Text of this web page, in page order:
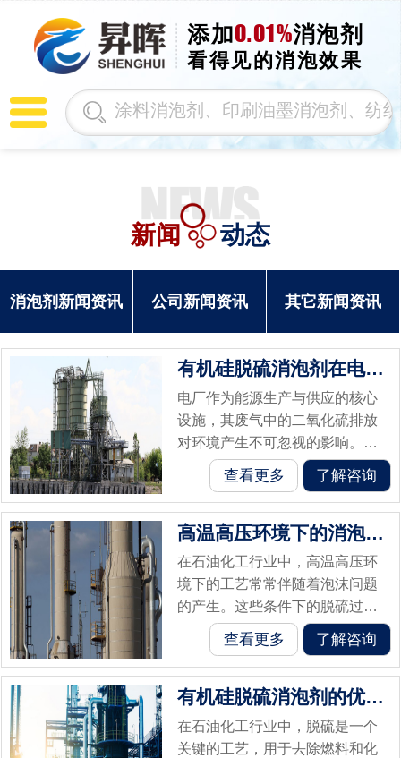
添加0.01%消泡剂
看得见的消泡效果
新闻动态
消泡剂新闻资讯 公司新闻资讯 其它新闻资讯
有机硅脱硫消泡剂在电厂中的应用效果
电厂作为能源生产与供应的核心
设施，其废气中的二氧化硫排放
对环境产生不可忽视的影响。为
解决这一问题，电厂常采用脱硫
工艺，其中有机硅脱硫消泡剂的
应用显著提高了脱硫效率和设备
稳定性。本文...
查看更多 了解咨询
高温高压环境下的消泡剂选择：有机硅脱硫消泡...
在石油化工行业中，高温高压环
境下的工艺常常伴随着泡沫问题
的产生。这些条件下的脱硫过程
尤其容易产生大量泡沫，给生产
效率和设备稳定性带来挑战。为
解决这一问题，有机硅脱硫消泡
剂成为了选择...
查看更多 了解咨询
有机硅脱硫消泡剂的优点有哪些
在石油化工行业中，脱硫是一个
关键的工艺，用于去除燃料和化